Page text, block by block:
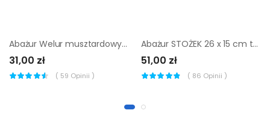
Abażur Welur musztardowy 26 x 13 cm H15 Art Abażur
31,00 zł
( 59 Opinii )
Abażur STOŻEK 26 x 15 cm tkanina czarno-złoty E27
51,00 zł
( 86 Opinii )